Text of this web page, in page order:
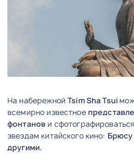
На набережнойTsim Sha Tsui
всемирно известное
фонтанов и
звездам китайского кино: Брюсу
другими.